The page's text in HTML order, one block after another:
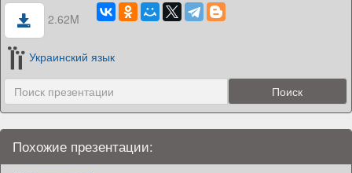
2.62M
Украинский язык
Похожие презентации: